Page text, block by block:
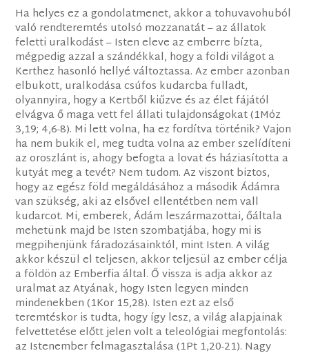
Ha helyes ez a gondolatmenet, akkor a tohuvavohuból
való rendteremtés utolsó mozzanatát – az állatok
feletti uralkodást – Isten eleve az emberre bízta,
mégpedig azzal a szándékkal, hogy a földi világot a
Kerthez hasonló hellyé változtassa. Az ember azonban
elbukott, uralkodása csúfos kudarcba fulladt,
olyannyira, hogy a Kertből kiűzve és az élet fájától
elvágva ő maga vett fel állati tulajdonságokat (1Móz
3,19; 4,6-8). Mi lett volna, ha ez fordítva történik? Vajon
ha nem bukik el, meg tudta volna az ember szelídíteni
az oroszlánt is, ahogy befogta a lovat és háziasította a
kutyát meg a tevét? Nem tudom. Az viszont biztos,
hogy az egész föld megáldásához a második Ádámra
van szükség, aki az elsővel ellentétben nem vall
kudarcot. Mi, emberek, Ádám leszármazottai, őáltala
mehetünk majd be Isten szombatjába, hogy mi is
megpihenjünk fáradozásainktól, mint Isten. A világ
akkor készül el teljesen, akkor teljesül az ember célja
a földön az Emberfia által. Ő vissza is adja akkor az
uralmat az Atyának, hogy Isten legyen minden
mindenekben (1Kor 15,28). Isten ezt az első
teremtéskor is tudta, hogy így lesz, a világ alapjainak
felvettetése előtt jelen volt a teleológiai megfontolás:
az Istenember felmagasztalása (1Pt 1,20-21). Nagy